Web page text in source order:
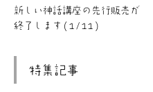
新しい神話講座の先行販売が
終了します(1/11)
特集記事